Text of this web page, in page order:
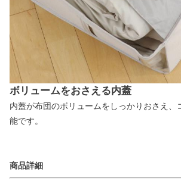
ボリュームをおさえる内蓋
内蓋が布団のボリュームをしっかりおさえ、
能です。
商品詳細